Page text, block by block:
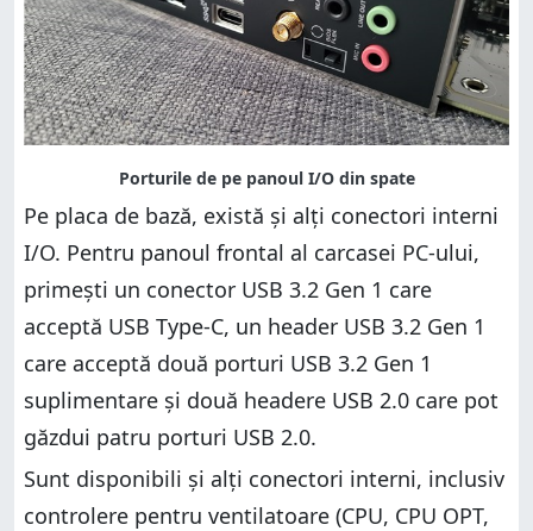
Pe placa de bază, există și alți conectori interni
I/O. Pentru panoul frontal al carcasei PC-ului,
primești un conector USB 3.2 Gen 1 care
acceptă USB Type-C, un header USB 3.2 Gen 1
care acceptă două porturi USB 3.2 Gen 1
suplimentare și două headere USB 2.0 care pot
găzdui patru porturi USB 2.0.
Sunt disponibili și alți conectori interni, inclusiv
controlere pentru ventilatoare (CPU, CPU OPT,